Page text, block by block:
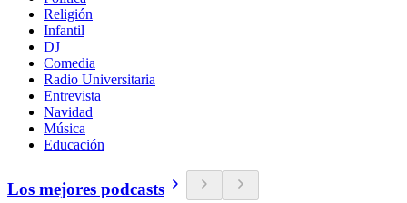
Religión
Infantil
DJ
Comedia
Radio Universitaria
Entrevista
Navidad
Música
Educación
Los mejores podcasts